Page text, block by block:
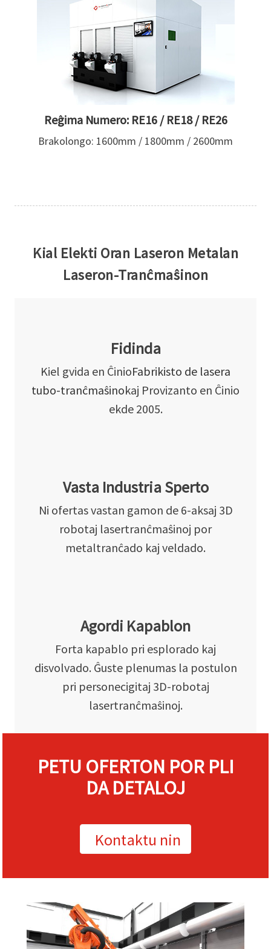
Reĝima Numero: RE16 / RE18 / RE26
Brakolongo: 1600mm / 1800mm / 2600mm
Kial Elekti Oran Laseron Metalan
Laseron-Tranĉmaŝinon
Fidinda
Kiel gvida en ĈinioFabrikisto de lasera
tubo-tranĉmaŝinokaj Provizanto en Ĉinio
ekde 2005.
Vasta Industria Sperto
Ni ofertas vastan gamon de 6-aksaj 3D
robotaj lasertranĉmaŝinoj por
metaltranĉado kaj veldado.
Agordi Kapablon
Forta kapablo pri esplorado kaj
disvolvado. Ĝuste plenumas la postulon
pri personecigitaj 3D-robotaj
lasertranĉmaŝinoj.
PETU OFERTON POR PLI
DA DETALOJ
Kontaktu nin